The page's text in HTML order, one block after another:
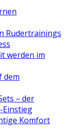
Rudertrainings
werden im
dem
– der
Komfort